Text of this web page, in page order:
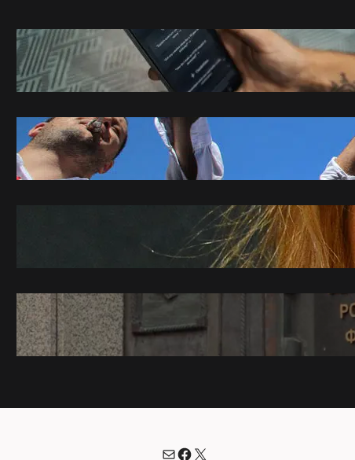
OpenAI ukida ograničenje tekstualnih
poruka za besplatni ChatGPT
avgust 7, 2026
MUP apelovao na posetioce Sabora
trubača u Guči da ne upravljaju vozilima
pod dejstvom alhohola
avgust 7, 2026
Za uniforme za Ekspo 368 miliona dinara:
Šiće ih Modni atelje Biljana Tipsarević i
Luss Textile
avgust 7, 2026
Vrhovni sud Rusije razmatra tužbu protiv
Jabloka
avgust 7, 2026
Mail
Facebook
X